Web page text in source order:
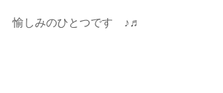
愉しみのひとつです　♪♬